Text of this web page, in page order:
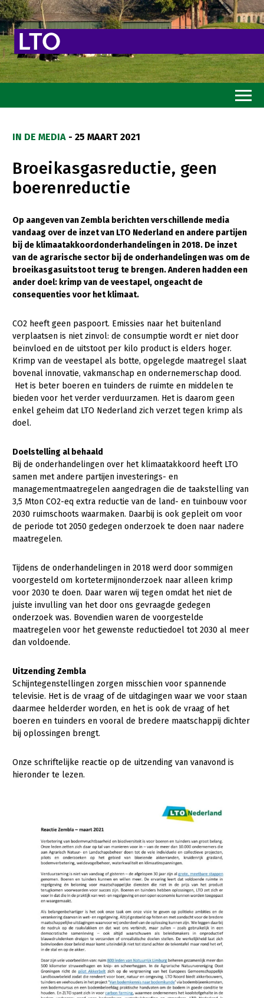
Goed eten
Mooi groen
Sterk ondernemerschap
Transitiepaden
Thema’s
Gezonde planten
Natuur, klimaat en energie
Bodem en water
Platteland en omgeving
Mens, ondernemerschap en onderwijs
Internationaal
Dier
Biologische Landbouw
Geitenhouderij
Kalverhouderij
Melkveehouderij
Paardenhouderij
Pluimveehouderij
Schapenhouderij
Vleesveehouderij
Akkerbouw
Biologische Landbouw
Bomen, vaste planten en zomerbloemen
Fruitteelt
Glastuinbouw
Paddenstoelen
Multifunctionele landbouw
Multifunctioneel
Onderwerpen
Nieuwsabonnement
Webinars
Over LTO
Mensen
Bestuur en Directie
Medewerkers
Vakgroepbestuurders
Jaarverslag 2023
Vacatures
Pers
Contact
IN DE MEDIA - 25 MAART 2021
Broeikasgasreductie, geen
boerenreductie
Op aangeven van Zembla berichten verschillende media
vandaag over de inzet van LTO Nederland en andere partijen
bij de klimaatakkoordonderhandelingen in 2018. De inzet
van de agrarische sector bij de onderhandelingen was om de
broeikasgasuitstoot terug te brengen. Anderen hadden een
ander doel: krimp van de veestapel, ongeacht de
consequenties voor het klimaat.
CO2 heeft geen paspoort. Emissies naar het buitenland
verplaatsen is niet zinvol: de consumptie wordt er niet door
beïnvloed en de uitstoot per kilo product is elders hoger.
Krimp van de veestapel als botte, opgelegde maatregel slaat
bovenal innovatie, vakmanschap en ondernemerschap dood.
Het is beter boeren en tuinders de ruimte en middelen te
bieden voor het verder verduurzamen. Het is daarom geen
enkel geheim dat LTO Nederland zich verzet tegen krimp als
doel.
Doelstelling al behaald
Bij de onderhandelingen over het klimaatakkoord heeft LTO
samen met andere partijen investerings- en
managementmaatregelen aangedragen die de taakstelling van
3,5 Mton CO2-eq extra reductie van de land- en tuinbouw voor
2030 ruimschoots waarmaken. Daarbij is ook gepleit om voor
de periode tot 2050 gedegen onderzoek te doen naar nadere
maatregelen.
Tijdens de onderhandelingen in 2018 werd door sommigen
voorgesteld om kortetermijnonderzoek naar alleen krimp
voor 2030 te doen. Daar waren wij tegen omdat het niet de
juiste invulling van het door ons gevraagde gedegen
onderzoek was. Bovendien waren de voorgestelde
maatregelen voor het gewenste reductiedoel tot 2030 al meer
dan voldoende.
Uitzending Zembla
Schijntegenstellingen zorgen misschien voor spannende
televisie. Het is de vraag of de uitdagingen waar we voor staan
daarmee helderder worden, en het is ook de vraag of het
boeren en tuinders en vooral de bredere maatschappij dichter
bij oplossingen brengt.
Onze schriftelijke reactie op de uitzending van vanavond is
hieronder te lezen.